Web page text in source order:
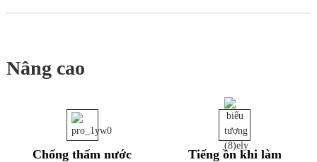
Nâng cao
Chống thấm nước
Tiếng ồn khi làm